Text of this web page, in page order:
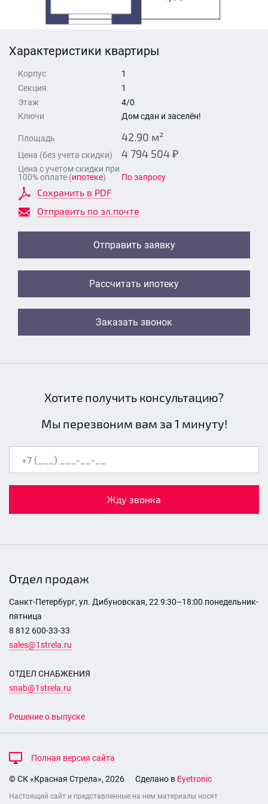
Характеристики квартиры
Корпус
1
Секция
1
Этаж
4/0
Ключи
Дом сдан и заселён!
Площадь 42.90 м²
Цена (без учета скидки) 4 794 504 ₽
Цена с учетом скидки при
100% оплате (ипотеке) По запросу
Сохранить в PDF
Отправить по эл.почте
Отправить заявку
Рассчитать ипотеку
Заказать звонок
Отправить
Отправить
Отправить
Хотите получить консультацию?
Мы перезвоним вам за 1 минуту!
Жду звонка
Отдел продаж
Санкт-Петербург, ул. Дибуновская, 22 9:30–18:00 понедельник-
пятница
8 812 600-33-33
sales@1strela.ru
ОТДЕЛ СНАБЖЕНИЯ
snab@1strela.ru
Решение о выпуске
Полная версия сайта
© СК «Красная Стрела», 2026 Сделано в Eyetronic
Настоящий сайт и представленные на нем материалы носят